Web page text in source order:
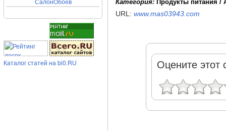
Каталог статей на bi0.RU
Категория: Продукты питания /
URL: www.mas03943.com
Оцените этот